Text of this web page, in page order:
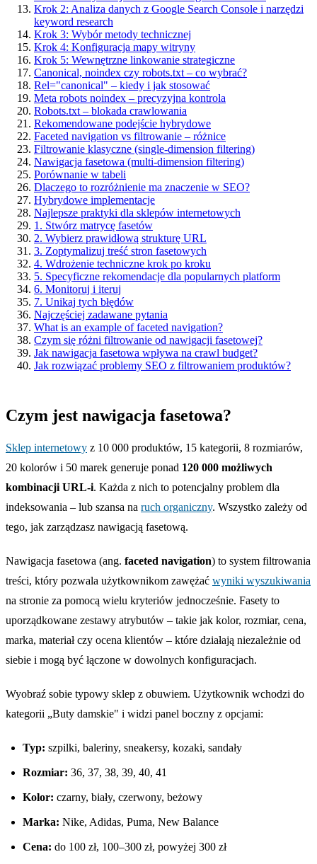
Krok 2: Analiza danych z Google Search Console i narzędzi
keyword research
Krok 3: Wybór metody technicznej
Krok 4: Konfiguracja mapy witryny
Krok 5: Wewnętrzne linkowanie strategiczne
Canonical, noindex czy robots.txt – co wybrać?
Rel="canonical" – kiedy i jak stosować
Meta robots noindex – precyzyjna kontrola
Robots.txt – blokada crawlowania
Rekomendowane podejście hybrydowe
Faceted navigation vs filtrowanie – różnice
Filtrowanie klasyczne (single-dimension filtering)
Nawigacja fasetowa (multi-dimension filtering)
Porównanie w tabeli
Dlaczego to rozróżnienie ma znaczenie w SEO?
Hybrydowe implementacje
Najlepsze praktyki dla sklepów internetowych
1. Stwórz matrycę fasetów
2. Wybierz prawidłową strukturę URL
3. Zoptymalizuj treść stron fasetowych
4. Wdrożenie techniczne krok po kroku
5. Specyficzne rekomendacje dla popularnych platform
6. Monitoruj i iteruj
7. Unikaj tych błędów
Najczęściej zadawane pytania
What is an example of faceted navigation?
Czym się różni filtrowanie od nawigacji fasetowej?
Jak nawigacja fasetowa wpływa na crawl budget?
Jak rozwiązać problemy SEO z filtrowaniem produktów?
Czym jest nawigacja fasetowa?
Sklep internetowy z 10 000 produktów, 15 kategorii, 8 rozmiarów,
20 kolorów i 50 marek generuje ponad 120 000 możliwych
kombinacji URL-i. Każda z nich to potencjalny problem dla
indeksowania – lub szansa na ruch organiczny. Wszystko zależy od
tego, jak zarządzasz nawigacją fasetową.
Nawigacja fasetowa (ang. faceted navigation) to system filtrowania
treści, który pozwala użytkownikom zawężać wyniki wyszukiwania
na stronie za pomocą wielu kryteriów jednocześnie. Fasety to
uporządkowane zestawy atrybutów – takie jak kolor, rozmiar, cena,
marka, materiał czy ocena klientów – które działają niezależnie od
siebie i mogą być łączone w dowolnych konfiguracjach.
Wyobraź sobie typowy sklep z obuwiem. Użytkownik wchodzi do
kategorii „Buty damskie" i widzi panel boczny z opcjami:
Typ: szpilki, baleriny, sneakersy, kozaki, sandały
Rozmiar: 36, 37, 38, 39, 40, 41
Kolor: czarny, biały, czerwony, beżowy
Marka: Nike, Adidas, Puma, New Balance
Cena: do 100 zł, 100–300 zł, powyżej 300 zł